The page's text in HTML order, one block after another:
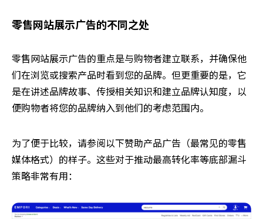
零售网站展示广告的不同之处
零售网站展示广告的重点是与购物者建立联系，并确保他
们在浏览或搜索产品时看到您的品牌。但更重要的是，它
是在讲述品牌故事、传授相关知识和建立品牌认知度，以
便购物者将您的品牌纳入到他们的考虑范围内。
为了便于比较，请参阅以下赞助产品广告（最常见的零售
媒体格式）的样子。这些对于推动最高转化率等底部漏斗
策略非常有用：